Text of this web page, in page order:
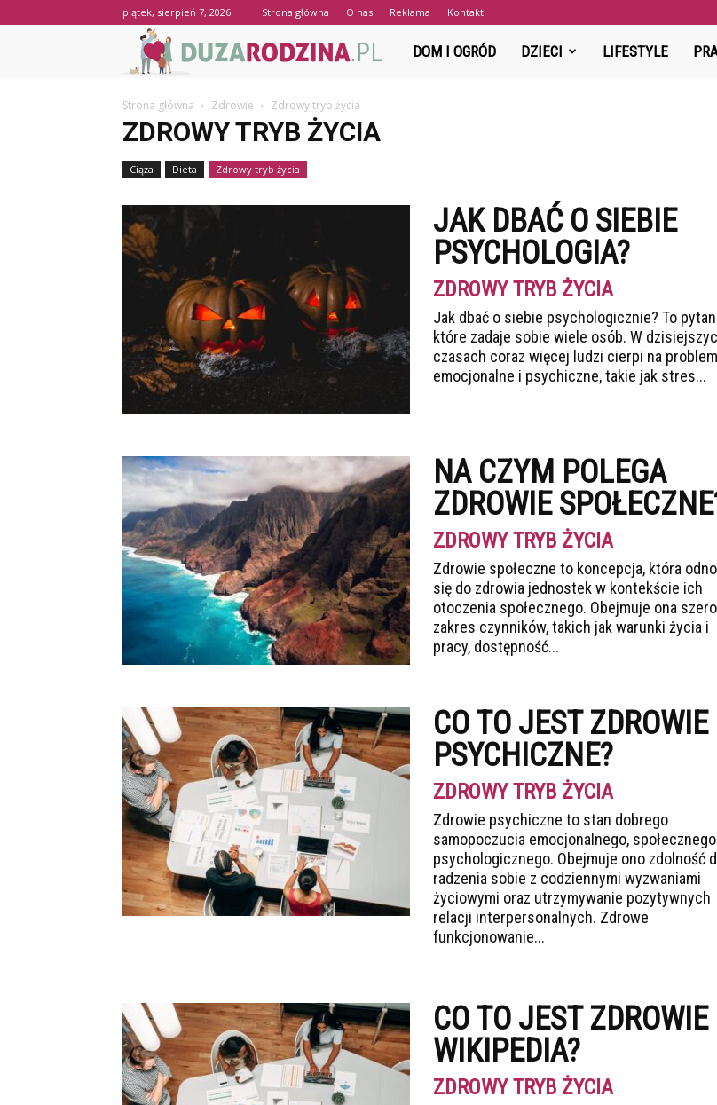
piątek, sierpień 7, 2026 Strona główna O nas Reklama Kontakt
DuzaRodzina.pl
DOM I OGRÓD DZIECI LIFESTYLE
Strona główna Zdrowie Zdrowy tryb życia
ZDROWY TRYB ŻYCIA
Ciąża Dieta Zdrowy tryb życia
JAK DBAĆ O SIEBIE
PSYCHOLOGIA?
ZDROWY TRYB ŻYCIA
Jak dbać o siebie psychologicznie? To
które zadaje sobie wiele osób. W
czasach coraz więcej ludzi cierpi na
emocjonalne i psychiczne, takie jak stres...
NA CZYM POLEGA
ZDROWIE
ZDROWY TRYB ŻYCIA
Zdrowie społeczne to koncepcja, która
się do zdrowia jednostek w kontekście ich
otoczenia społecznego. Obejmuje ona
zakres czynników, takich jak warunki życia i
pracy, dostępność...
CO TO JEST ZDROWIE
PSYCHICZNE?
ZDROWY TRYB ŻYCIA
Zdrowie psychiczne to stan dobrego
samopoczucia emocjonalnego,
psychologicznego. Obejmuje ono zdolność
radzenia sobie z codziennymi wyzwaniami
życiowymi oraz utrzymywanie pozytywnych
relacji interpersonalnych. Zdrowe
funkcjonowanie...
CO TO JEST ZDROWIE
WIKIPEDIA?
ZDROWY TRYB ŻYCIA